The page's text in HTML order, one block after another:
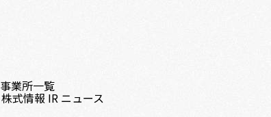
事業所一覧
株式情報 IR ニュース